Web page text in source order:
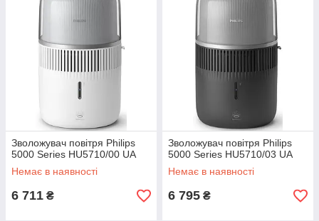
Зволожувач повітря Philips
5000 Series HU5710/00 UA
Немає в наявності
6 711 ₴
Зволожувач повітря Philips
5000 Series HU5710/03 UA
Немає в наявності
6 795 ₴